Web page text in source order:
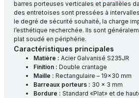
barres porteuses verticales et parallèles
des entretoises sont pressées à
le degré de sécurité souhaité, la charge
l’esthétique recherchée. Ils sont
plat soudé en périphérie.
Caractéristiques principales
Matière : Acier Galvanisé S235JR
Finition : Double crantage
Maille : Rectangulaire – 19×30 mm
Barreaux porteurs : 30 x 3 mm
Bordure : Standard «Plat» et de